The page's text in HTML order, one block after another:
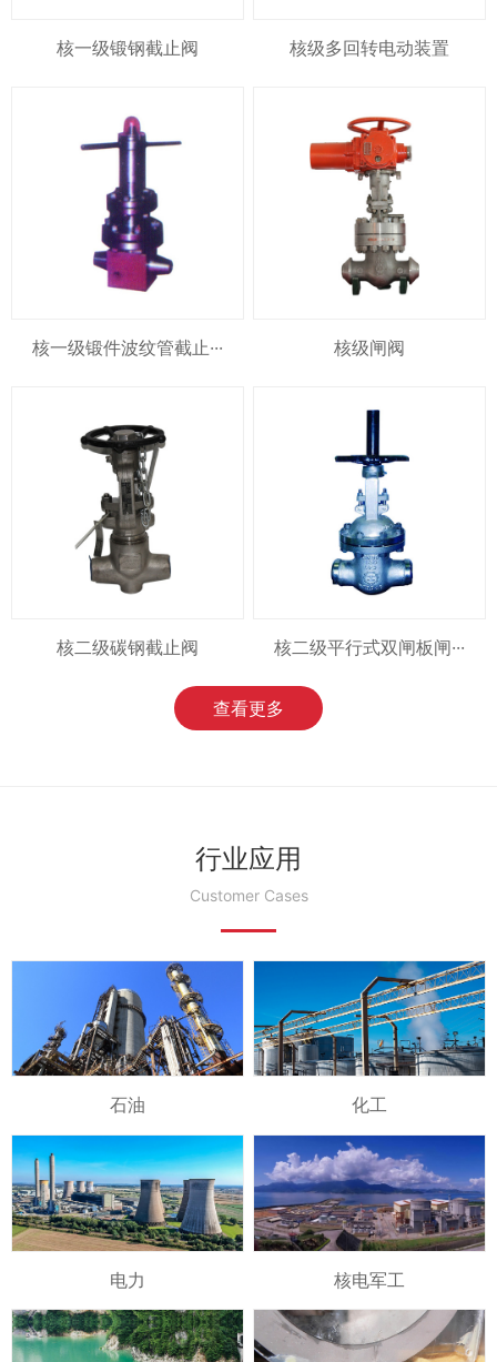
核一级锻钢截止阀 核级多回转电动装置
核一级锻件波纹管截止··· 核级闸阀
核二级碳钢截止阀 核二级平行式双闸板闸···
查看更多
行业应用
Customer Cases
石油 化工
电力 核电军工